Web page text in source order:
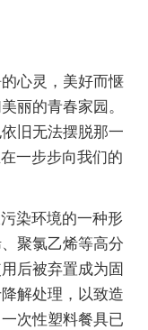
心灵，美好而惬
丽的青春家园。
旧无法摆脱那一
一步步向我们的
染环境的一种形
聚氯乙烯等高分
后被弃置成为固
解处理，以致造
次性塑料餐具已